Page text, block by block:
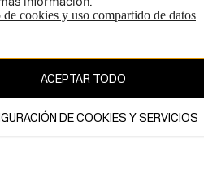
AB.
de cookies y uso compartido de datos
ACEPTAR TODO
DE COOKIES Y SERVICIOS